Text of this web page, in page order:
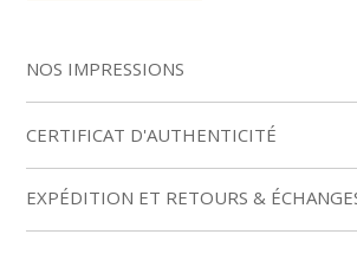
t
e
t
i
NOS IMPRESSIONS
CERTIFICAT D'AUTHENTICITÉ
EXPÉDITION ET RETOURS &